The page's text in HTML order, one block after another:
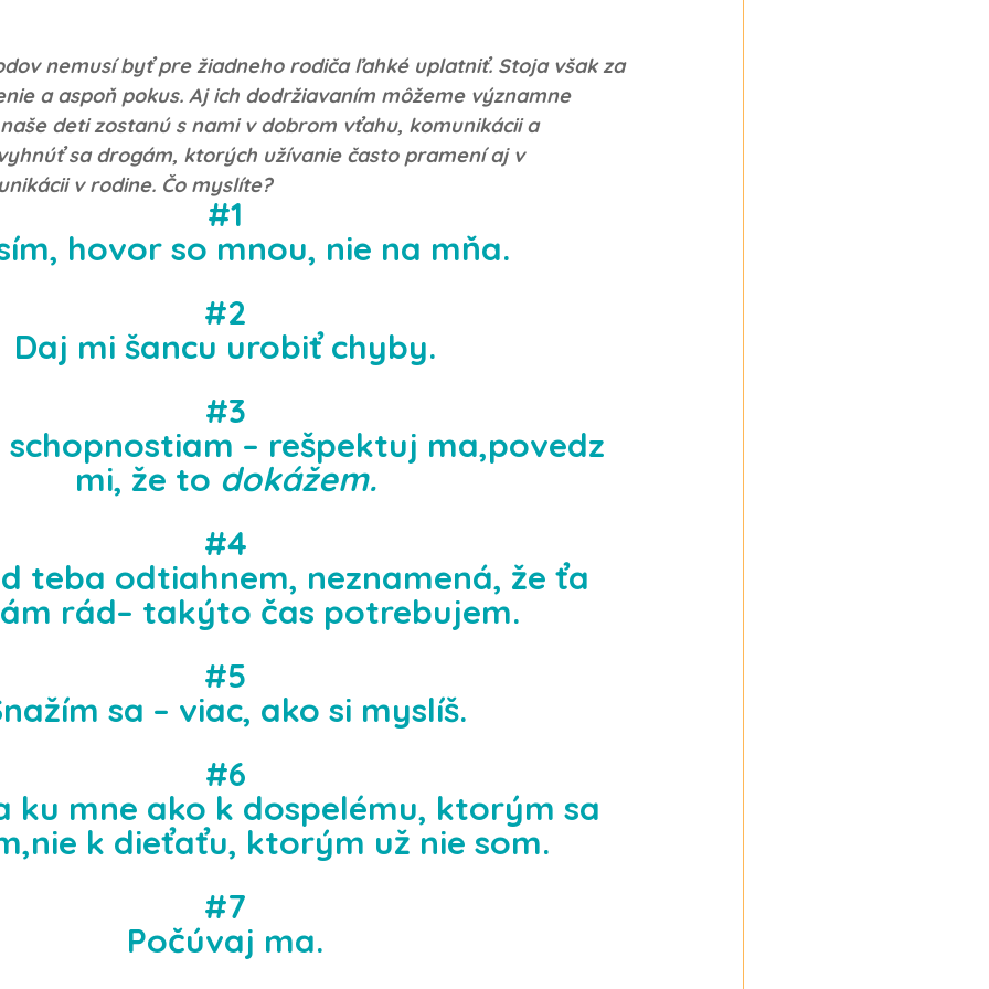
nemusí byť pre žiadneho rodiča ľahké uplatniť. Stoja však za
a aspoň pokus. Aj ich dodržiavaním môžeme významne
deti zostanú s nami v dobrom vťahu, komunikácii a
sa drogám, ktorých užívanie často pramení aj v
v rodine. Čo myslíte?
#1
hovor so mnou, nie na mňa.
#2
Daj mi šancu urobiť chyby.
#3
– rešpektuj ma,povedz
mi, že to dokážem.
#4
teba odtiahnem, neznamená, že ťa
rád– takýto čas potrebujem.
#5
sa – viac, ako si myslíš.
#6
ku mne ako k dospelému, ktorým sa
k dieťaťu, ktorým už nie som.
#7
Počúvaj ma.